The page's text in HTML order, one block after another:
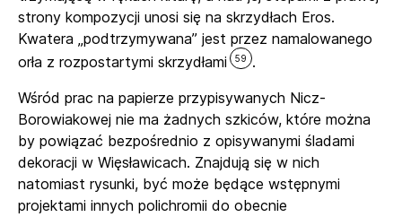
strony kompozycji unosi się na skrzydłach Eros.
Kwatera „podtrzymywana” jest przez namalowanego
orła z rozpostartymi skrzydłami
59
.
Wśród prac na papierze przypisywanych Nicz-
Borowiakowej nie ma żadnych szkiców, które można
by powiązać bezpośrednio z opisywanymi śladami
dekoracji w Więsławicach. Znajdują się w nich
natomiast rysunki, być może będące wstępnymi
projektami innych polichromii do obecnie